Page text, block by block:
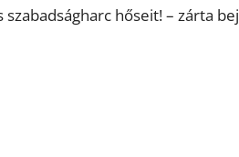
hőseit! – zárta